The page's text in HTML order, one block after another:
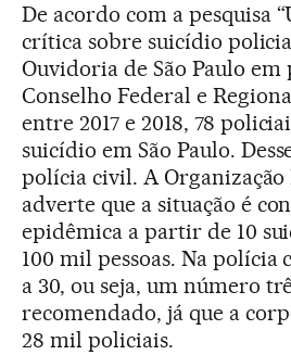
De acordo com a pesquisa
crítica sobre suicídio
Ouvidoria de São Paulo em
Conselho Federal e
entre 2017 e 2018, 78
suicídio em São Paulo.
polícia civil. A Organização
adverte que a situação é
epidêmica a partir de 10
100 mil pessoas. Na polícia
a 30, ou seja, um número
recomendado, já que a
28 mil policiais.